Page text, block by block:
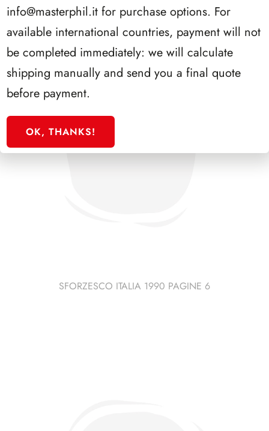
SFORZESCO ITALIA 1990 PAGINE 6
info@masterphil.it for purchase options. For
available international countries, payment will not
be completed immediately: we will calculate
shipping manually and send you a final quote
before payment.
OK, THANKS!